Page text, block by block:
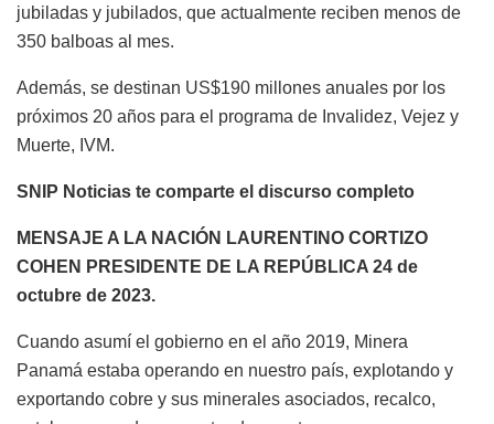
jubiladas y jubilados, que actualmente reciben menos de
350 balboas al mes.
Además, se destinan US$190 millones anuales por los
próximos 20 años para el programa de Invalidez, Vejez y
Muerte, IVM.
SNIP Noticias te comparte el discurso completo
MENSAJE A LA NACIÓN LAURENTINO CORTIZO
COHEN PRESIDENTE DE LA REPÚBLICA 24 de
octubre de 2023.
Cuando asumí el gobierno en el año 2019, Minera
Panamá estaba operando en nuestro país, explotando y
exportando cobre y sus minerales asociados, recalco,